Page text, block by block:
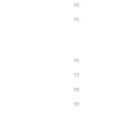
14
15
16
17
18
19